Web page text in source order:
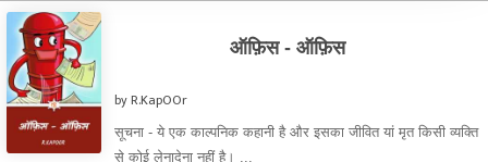
ऑफ़िस - ऑफ़िस
by R.KapOOr
सूचना - ये एक काल्पनिक कहानी है और इसका जीवित यां मृत किसी व्यक्ति
से कोई लेनादेना नहीं है। ...